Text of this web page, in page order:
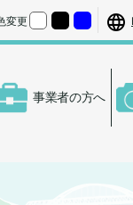
もとの大きさに戻
る
変更 背景色の変更：
背景色の変
背景色
事業者の方へ